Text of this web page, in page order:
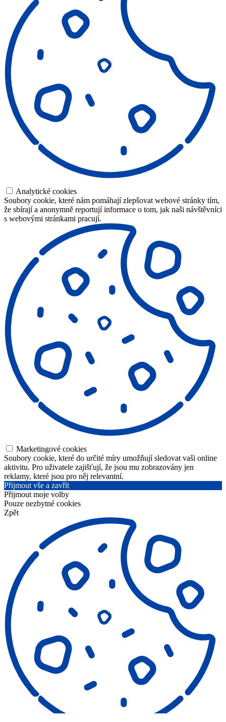
Analytické cookies
Soubory cookie, které nám pomáhají zlepšovat webové stránky tím,
že sbírají a anonymně reportují informace o tom, jak naši návštěvníci
s webovými stránkami pracují.
Marketingové cookies
Soubory cookie, které do určité míry umožňují sledovat vaši online
aktivitu. Pro uživatele zajišťují, že jsou mu zobrazovány jen
reklamy, které jsou pro něj relevantní.
Přijmout vše a zavřít
Přijmout moje volby
Pouze nezbytné cookies
Zpět